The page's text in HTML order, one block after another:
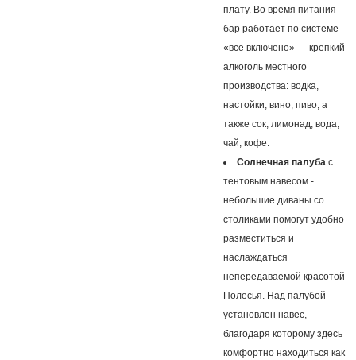
плату. Во время питания
бар работает по системе
«все включено» — крепкий
алкоголь местного
производства: водка,
настойки, вино, пиво, а
также сок, лимонад, вода,
чай, кофе.
Солнечная палуба с
тентовым навесом -
небольшие диваны со
столиками помогут удобно
разместиться и
наслаждаться
непередаваемой красотой
Полесья. Над палубой
установлен навес,
благодаря которому здесь
комфортно находиться как